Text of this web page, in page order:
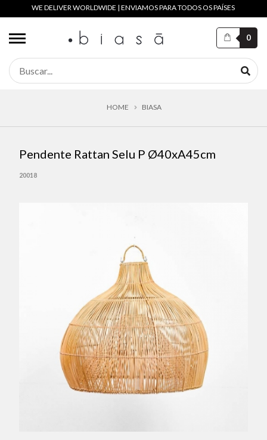
WE DELIVER WORLDWIDE | ENVIAMOS PARA TODOS OS PAÍSES
0
HOME BIASA
Pendente Rattan Selu P Ø40xA45cm
20018